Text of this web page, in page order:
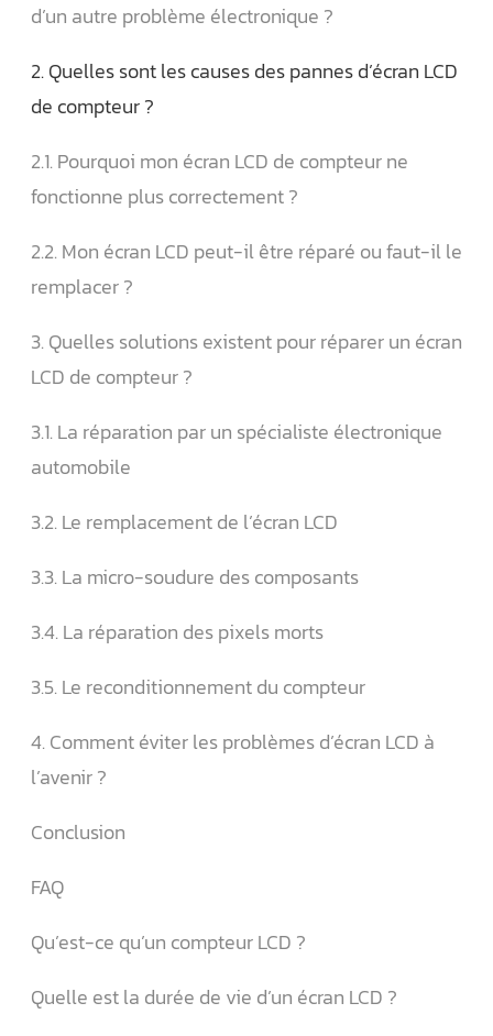
d’un autre problème électronique ?
2. Quelles sont les causes des pannes d’écran LCD
de compteur ?
2.1. Pourquoi mon écran LCD de compteur ne
fonctionne plus correctement ?
2.2. Mon écran LCD peut-il être réparé ou faut-il le
remplacer ?
3. Quelles solutions existent pour réparer un écran
LCD de compteur ?
3.1. La réparation par un spécialiste électronique
automobile
3.2. Le remplacement de l’écran LCD
3.3. La micro-soudure des composants
3.4. La réparation des pixels morts
3.5. Le reconditionnement du compteur
4. Comment éviter les problèmes d’écran LCD à
l’avenir ?
Conclusion
FAQ
Qu’est-ce qu’un compteur LCD ?
Quelle est la durée de vie d’un écran LCD ?